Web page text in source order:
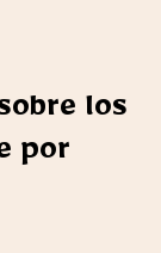
los
por